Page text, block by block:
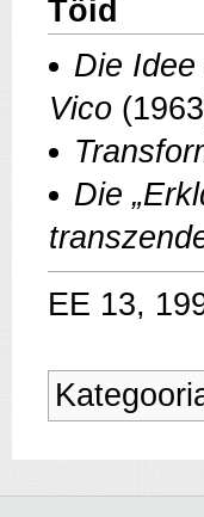
Töid
Die
Vico
Die
EE 13,